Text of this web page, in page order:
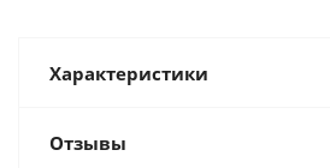
Характеристики
Отзывы